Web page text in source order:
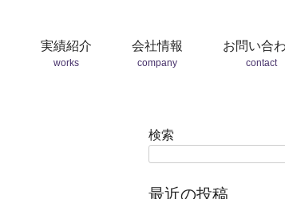
実績紹介
works
会社情報
company
お問い合
contact
検索
最近の投稿